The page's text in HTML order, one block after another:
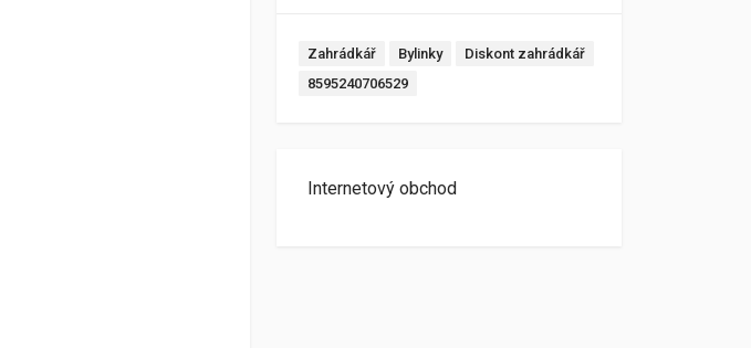
Zahrádkář Bylinky
Diskont zahrádkář
8595240706529
Internetový obchod